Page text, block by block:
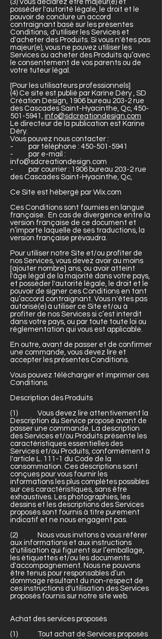
(3) Vous déclarez être majeur(e) et
posséder l'autorité légale, le droit et le
pouvoir de conclure un accord
contraignant basé sur les présentes
Conditions, d'utiliser les Services et
d'acheter des Produits. Si vous n'êtes pas
majeur(e), vous ne pouvez utiliser les
Services ou acheter des Produits qu’avec
le consentement de vos parents ou de
votre tuteur légal.
[Pour les utilisateurs professionnels]
(4) Ce site est publié par Karine Déry , SD
Création Design, 1906 bureau 203-2 rue
des Cascades Saint-Hyacinthe, Qc, 450-
501-5941 , info@sdcreationdesign.com
Le directeur de la publication est Karine
Déry.
Vous pouvez nous contacter :
- par téléphone : 450-501-5941
- par e-mail :
info@sdcreationdesign.com
- par courrier : 1906 bureau 203-2 rue
des Cascades Saint-Hyacinthe, Qc,
Ce Site est hébergé par Wix.com
Ces Conditions sont fournies en langue
française. En cas de divergence entre la
version française de ce document et
n’importe laquelle de ses traductions, la
version française prévaudra.
Pour utiliser notre Site et/ou profiter de
nos Services, vous devez avoir au moins
[ajouter nombre] ans, ou avoir atteint
l'âge légal de la majorité dans votre pays,
et posséder l'autorité légale, le droit et le
pouvoir de signer ces Conditions en tant
qu’accord contraignant. Vous n'êtes pas
autorisé(e) à utiliser ce Site et/ou à
profiter de nos Services si c’est interdit
dans votre pays, ou par toute toute loi ou
réglementation qui vous est applicable.
En outre, avant de passer et de confirmer
une commande, vous devez lire et
accepter les présentes Conditions.
Vous pouvez télécharger et imprimer ces
Conditions.
Description des Produits
(1) Vous devez lire attentivement la
Description du Service proposé avant de
passer une commande. La description
des Services et/ou Produits présente les
caractéristiques essentielles des
Services et/ou Produits, conformément à
l'article L. 111-1 du Code de la
consommation. Ces descriptions sont
conçues pour vous fournir les
informations les plus complètes possibles
sur ces caractéristiques, sans être
exhaustives. Les photographies, les
dessins et les descriptions des Services
proposés sont fournis à titre purement
indicatif et ne nous engagent pas.
(2) Nous vous invitons à vous référer
aux informations et aux instructions
d'utilisation qui figurent sur l’emballage,
les étiquettes et/ou les documents
d'accompagnement. Nous ne pouvons
être tenus pour responsables d’un
dommage résultant du non-respect de
ces instructions d'utilisation des Services
proposés fournis sur notre site web.
Achat des services proposés
(1) Tout achat de Services proposés